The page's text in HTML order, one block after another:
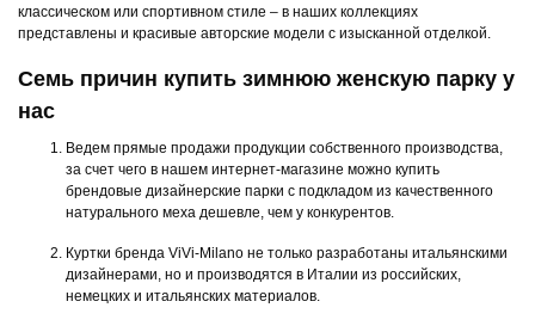
классическом или спортивном стиле – в наших коллекциях
представлены и красивые авторские модели с изысканной отделкой.
Семь причин купить зимнюю женскую парку у
нас
Ведем прямые продажи продукции собственного производства,
за счет чего в нашем интернет-магазине можно купить
брендовые дизайнерские парки с подкладом из качественного
натурального меха дешевле, чем у конкурентов.
Куртки бренда ViVi-Milano не только разработаны итальянскими
дизайнерами, но и производятся в Италии из российских,
немецких и итальянских материалов.